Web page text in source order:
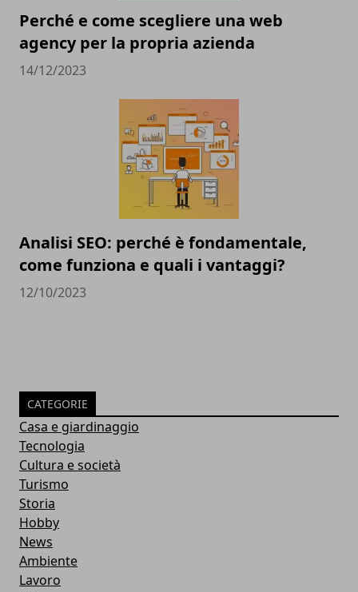
Perché e come scegliere una web
agency per la propria azienda
14/12/2023
Analisi SEO: perché è fondamentale,
come funziona e quali i vantaggi?
12/10/2023
CATEGORIE
Casa e giardinaggio
Tecnologia
Cultura e società
Turismo
Storia
Hobby
News
Ambiente
Lavoro